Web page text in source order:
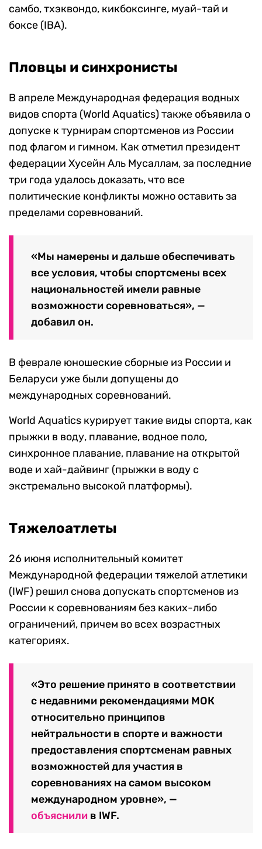
самбо, тхэквондо, кикбоксинге, муай-тай и
боксе (IBA).
Пловцы и синхронисты
В апреле Международная федерация водных
видов спорта (World Aquatics) также объявила о
допуске к турнирам спортсменов из России
под флагом и гимном. Как отметил президент
федерации Хусейн Аль Мусаллам, за последние
три года удалось доказать, что все
политические конфликты можно оставить за
пределами соревнований.
«Мы намерены и дальше обеспечивать
все условия, чтобы спортсмены всех
национальностей имели равные
возможности соревноваться», —
добавил он.
В феврале юношеские сборные из России и
Беларуси уже были допущены до
международных соревнований.
World Aquatics курирует такие виды спорта, как
прыжки в воду, плавание, водное поло,
синхронное плавание, плавание на открытой
воде и хай-дайвинг (прыжки в воду с
экстремально высокой платформы).
Тяжелоатлеты
26 июня исполнительный комитет
Международной федерации тяжелой атлетики
(IWF) решил снова допускать спортсменов из
России к соревнованиям без каких-либо
ограничений, причем во всех возрастных
категориях.
«Это решение принято в соответствии
с недавними рекомендациями МОК
относительно принципов
нейтральности в спорте и важности
предоставления спортсменам равных
возможностей для участия в
соревнованиях на самом высоком
международном уровне», —
объяснили в IWF.